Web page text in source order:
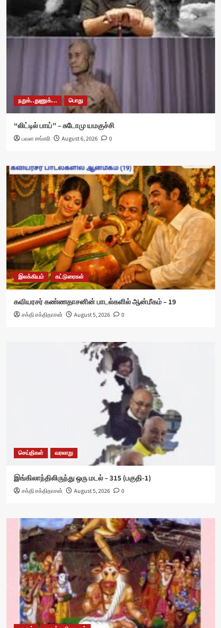
நறுக்..துணுக்... பொது
“லிட்டில் பாய்” – சுடோமு யமகுச்சி
பவள சங்கரி August 6, 2026 0
இலக்கியம் கட்டுரைகள்
கவியரசர் கண்ணதாசனின் பாடல்களில் ஆன்மீகம் – 19
சக்தி சக்திதாசன் August 5, 2026 0
செய்திகள் வரலாறு
இங்கிலாந்திலிருந்து ஒரு மடல் – 315 (பகுதி-1)
சக்தி சக்திதாசன் August 5, 2026 0